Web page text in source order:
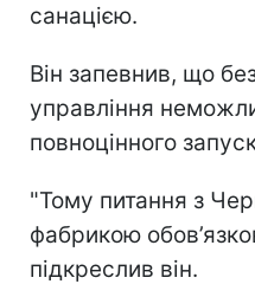
санацією.
Він запевнив, що
управління
повноцінного
"Тому питання з
фабрикою
підкреслив він.